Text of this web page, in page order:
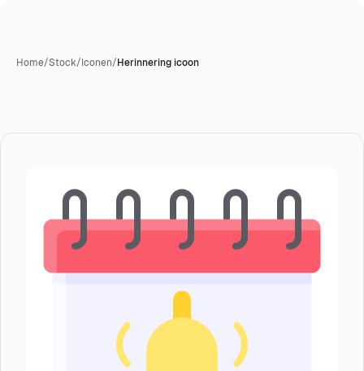
Home/Stock/Iconen/Herinnering icoon